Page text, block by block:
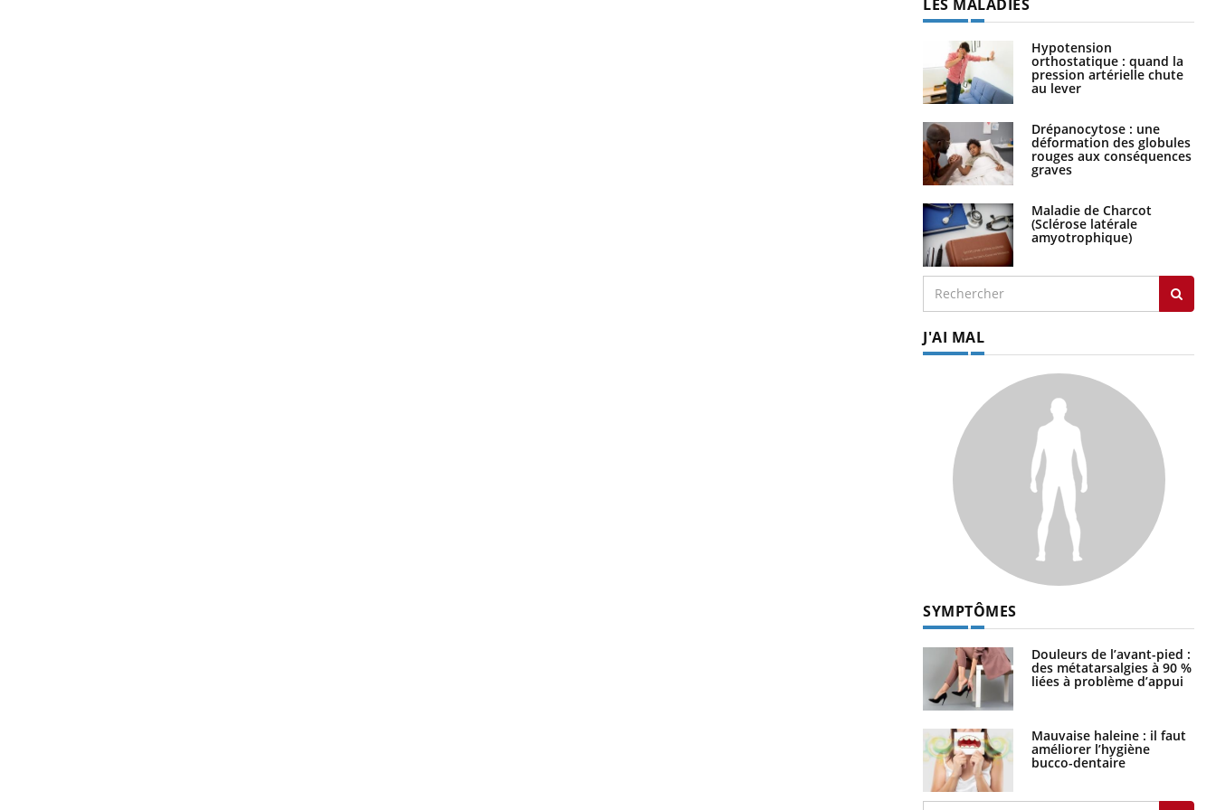
LES MALADIES
Hypotension
orthostatique : quand la
pression artérielle chute
au lever
Drépanocytose : une
déformation des globules
rouges aux conséquences
graves
Maladie de Charcot
(Sclérose latérale
amyotrophique)
J'AI MAL
SYMPTÔMES
Douleurs de l’avant-pied :
des métatarsalgies à 90 %
liées à problème d’appui
Mauvaise haleine : il faut
améliorer l’hygiène
bucco-dentaire